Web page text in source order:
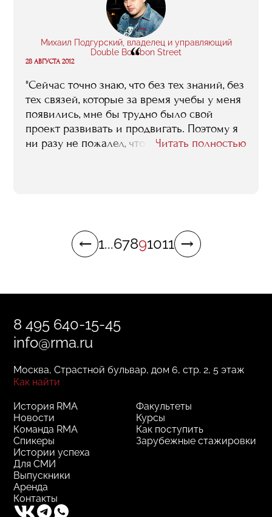
Михаил Подгурский, владелец и управляющий
Double Bourbon Street
“
28 АВГУСТА 2012
"Сейчас точно знаю, что без тех знаний, без
тех связей, которые за время учебы у меня
появились, мне бы трудно было свой
проект развивать и продвигать. Поэтому я
ни разу не пожалел, что пришел в RMA..."
Читать полностью
1...67891011
8 495 640-15-45
info@rma.ru
Москва, Страстной бульвар, дом 6, стр. 2, 5 этаж
Как найти
Факультеты
Курсы
Как поступить
Зарубежные стажировки
История RMA
Новости
Команда RMA
Спикеры
Истории успеха
Для СМИ
Выпускники
Аренда
Контакты